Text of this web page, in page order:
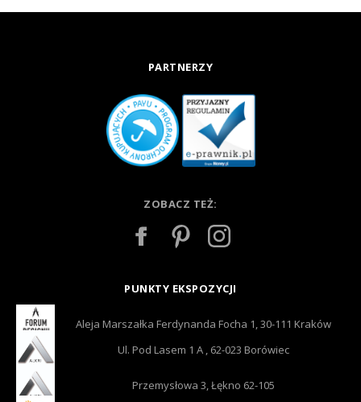
PARTNERZY
ZOBACZ TEŻ:
PUNKTY EKSPOZYCJI
Aleja Marszałka Ferdynanda Focha 1, 30-111 Kraków
Ul. Pod Lasem 1 A , 62-023 Borówiec
Przemysłowa 3, Łękno 62-105